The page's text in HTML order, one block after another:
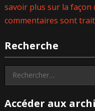
savoir plus sur la façon
commentaires sont
Recherche
Rechercher :
Accéder aux